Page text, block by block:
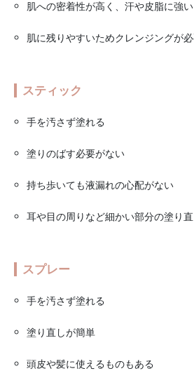
肌への密着性が高く、汗や皮脂に強い
肌に残りやすいためクレンジングが
スティック
手を汚さず塗れる
塗りのばす必要がない
持ち歩いても液漏れの心配がない
耳や目の周りなど細かい部分の塗り
スプレー
手を汚さず塗れる
塗り直しが簡単
頭皮や髪に使えるものもある